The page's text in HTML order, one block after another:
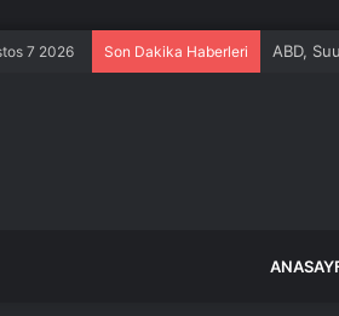
7 2026 Son Dakika Haberleri ABD,